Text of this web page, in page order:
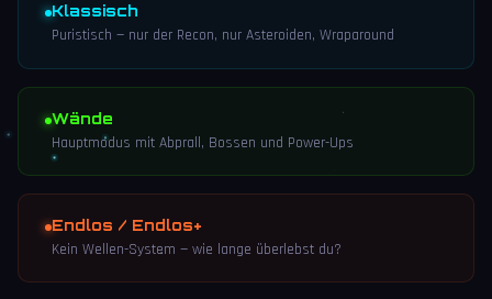
Klassisch
Puristisch — nur der Recon, nur Asteroiden, Wraparound
Wände
Hauptmodus mit Abprall, Bossen und Power-Ups
Endlos / Endlos+
Kein Wellen-System — wie lange überlebst du?